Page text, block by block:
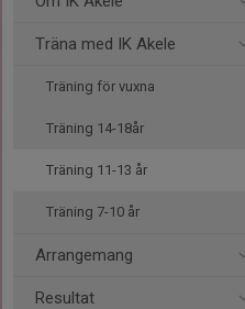
Träna med IK Akele
Träning för vuxna
Träning 14-18år
Träning 11-13 år
Träning 7-10 år
Arrangemang
Resultat